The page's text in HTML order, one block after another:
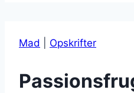
Mad Opskrifter